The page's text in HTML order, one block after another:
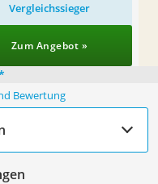
Vergleichssieger
Zum Angebot »
Bewertung